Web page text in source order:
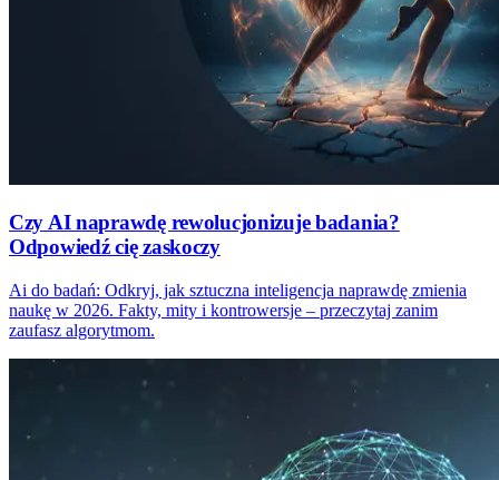
Czy AI naprawdę rewolucjonizuje badania?
Odpowiedź cię zaskoczy
Ai do badań: Odkryj, jak sztuczna inteligencja naprawdę zmienia
naukę w 2026. Fakty, mity i kontrowersje – przeczytaj zanim
zaufasz algorytmom.